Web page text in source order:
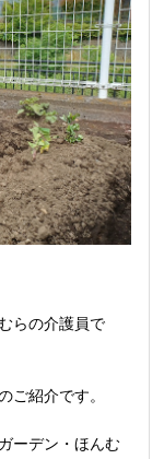
らの介護員で
ご紹介です。
ーデン・ほんむ